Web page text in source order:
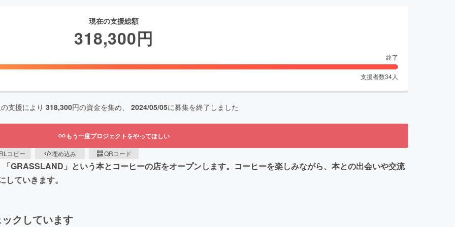
現在の支援総額
318,300円
終了
支援者数34人
支援により 318,300円の資金を集め、 2024/05/05に募集を終了しました
もう一度プロジェクトをやってほしい
コピー 埋め込み QRコード
GRASSLAND」という本とコーヒーの店をオープンします。コーヒーを楽しみながら、本との出会いや交流
ていきます。
クしています